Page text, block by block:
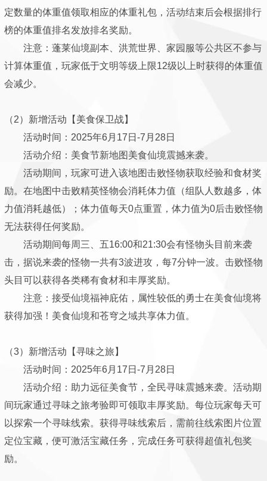
定数量的体重值领取相应的体重礼包，活动结束后会根据排行
榜的体重值排名发放排名奖励。
注意：蓬莱仙境副本、洪荒世界、家园服等公共区不参与
计算体重值，玩家低于文明等级上限12级以上时获得的体重值
会减少。
（2）新增活动【美食保卫战】
活动时间：2025年6月17日-7月28日
活动介绍：美食节新地图美食仙境震撼来袭。
活动期间，玩家可进入该地图击败怪物获取经验和食材奖
励。在地图中击败精英怪物会消耗体力值（组队人数越多，体
力值消耗越低）；体力值每天0点重置，体力值为0后击败怪物
无法获得任何奖励。
活动期间每周三、五16:00和21:30会有怪物头目前来袭
击，据说来袭的怪物一共有3波进攻，每7分钟一波。击败怪物
头目可以获得各类稀有食材和丰厚奖励。
注意：接受仙境福神庇佑，属性较低的勇士在美食仙境将
获得加强！美食仙境和苍穹之域共享体力值。
（3）新增活动【寻味之旅】
活动时间：2025年6月17日-7月28日
活动介绍：助力远征美食节，全民寻味震撼来袭。活动期
间玩家通过寻味之旅考验即可领取丰厚奖励。每位玩家每天可
以探索一个寻味线索。获得寻味线索后，需前往线索图片位置
定位宝藏，便可激活宝藏任务，完成任务可获得超值礼包奖
励。